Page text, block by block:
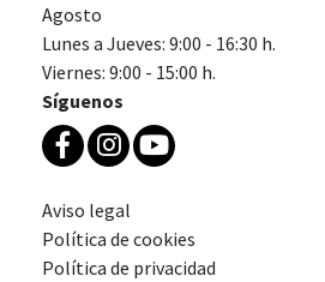
Agosto
Lunes a Jueves: 9:00 - 16:30 h.
Viernes: 9:00 - 15:00 h.
Síguenos
Aviso legal
Política de cookies
Política de privacidad